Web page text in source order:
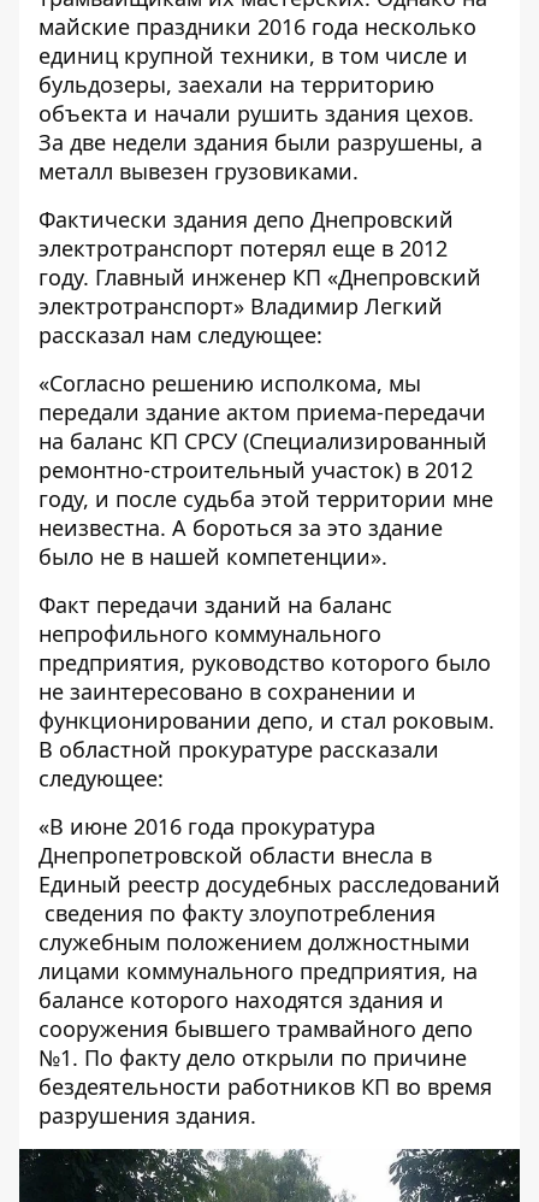
майские праздники 2016 года несколько
единиц крупной техники, в том числе и
бульдозеры, заехали на территорию
объекта и начали рушить здания цехов.
За две недели здания были разрушены, а
металл вывезен грузовиками.
Фактически здания депо Днепровский
электротранспорт потерял еще в 2012
году. Главный инженер КП «Днепровский
электротранспорт» Владимир Легкий
рассказал нам следующее:
«Согласно решению исполкома, мы
передали здание актом приема-передачи
на баланс КП СРСУ (Специализированный
ремонтно-строительный участок) в 2012
году, и после судьба этой территории мне
неизвестна. А бороться за это здание
было не в нашей компетенции».
Факт передачи зданий на баланс
непрофильного коммунального
предприятия, руководство которого было
не заинтересовано в сохранении и
функционировании депо, и стал роковым.
В областной прокуратуре рассказали
следующее:
«В июне 2016 года прокуратура
Днепропетровской области внесла в
Единый реестр досудебных расследований
сведения по факту злоупотребления
служебным положением должностными
лицами коммунального предприятия, на
балансе которого находятся здания и
сооружения бывшего трамвайного депо
№1. По факту дело открыли по причине
бездеятельности работников КП во время
разрушения здания.